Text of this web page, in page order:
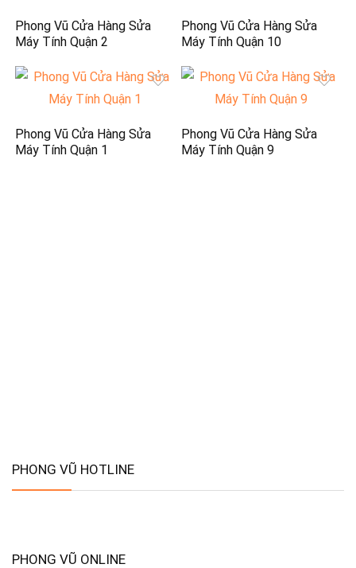
Phong Vũ Cửa Hàng Sửa
Máy Tính Quận 2
Phong Vũ Cửa Hàng Sửa
Máy Tính Quận 10
Phong Vũ Cửa Hàng Sửa
Máy Tính Quận 1
Phong Vũ Cửa Hàng Sửa
Máy Tính Quận 9
PHONG VŨ HOTLINE
PHONG VŨ ONLINE